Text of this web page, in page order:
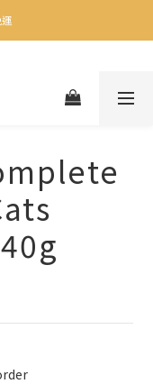
重禮遇！
重禮遇！